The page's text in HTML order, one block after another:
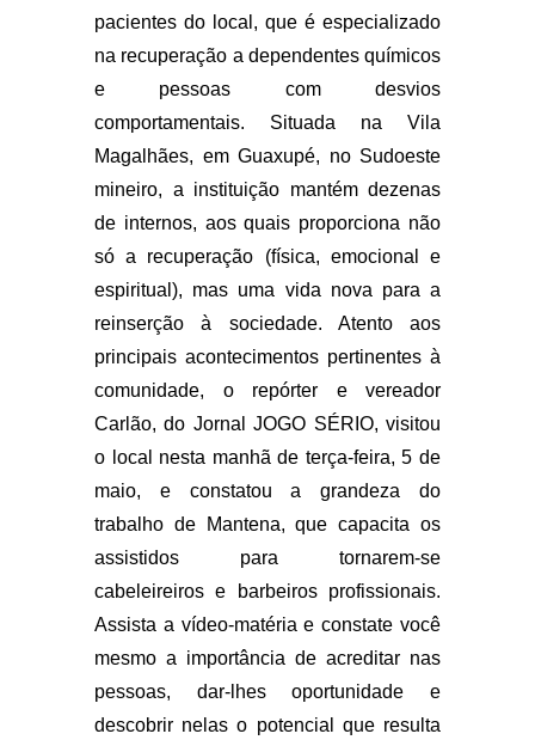
pacientes do local, que é especializado
na recuperação a dependentes químicos
e pessoas com desvios
comportamentais. Situada na Vila
Magalhães, em Guaxupé, no Sudoeste
mineiro, a instituição mantém dezenas
de internos, aos quais proporciona não
só a recuperação (física, emocional e
espiritual), mas uma vida nova para a
reinserção à sociedade. Atento aos
principais acontecimentos pertinentes à
comunidade, o repórter e vereador
Carlão, do Jornal JOGO SÉRIO, visitou
o local nesta manhã de terça-feira, 5 de
maio, e constatou a grandeza do
trabalho de Mantena, que capacita os
assistidos para tornarem-se
cabeleireiros e barbeiros profissionais.
Assista a vídeo-matéria e constate você
mesmo a importância de acreditar nas
pessoas, dar-lhes oportunidade e
descobrir nelas o potencial que resulta